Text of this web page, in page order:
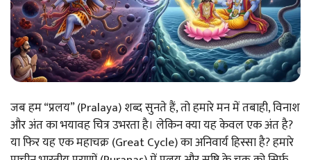
जब हम “प्रलय” (Pralaya) शब्द सुनते हैं, तो हमारे मन में तबाही, विनाश
और अंत का भयावह चित्र उभरता है। लेकिन क्या यह केवल एक अंत है?
या फिर यह एक महाचक्र (Great Cycle) का अनिवार्य हिस्सा है? हमारे